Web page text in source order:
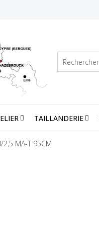
TAILLANDERIE
2,5 MA-T 95CM